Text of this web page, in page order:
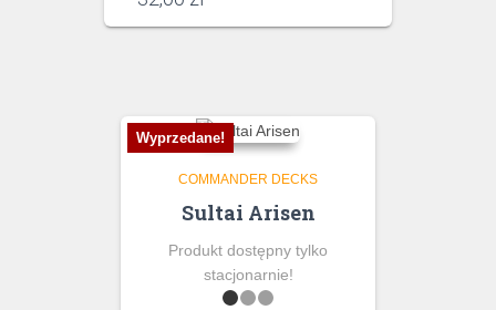
Wyprzedane!
COMMANDER DECKS
Sultai Arisen
Produkt dostępny tylko
stacjonarnie!